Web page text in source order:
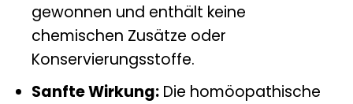
gewonnen und enthält keine
chemischen Zusätze oder
Konservierungsstoffe.
Sanfte Wirkung:Die homöopathische